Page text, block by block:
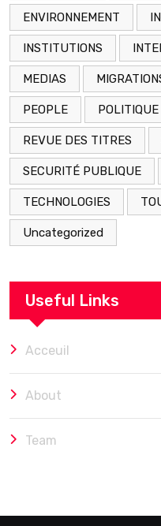
ENVIRONNEMENT
INSTITUTIONS
MEDIAS
PEOPLE POLITIQUE
REVUE DES TITRES
SECURITÉ PUBLIQUE
TECHNOLOGIES
Uncategorized
Useful Links
Acceuil
About
Team